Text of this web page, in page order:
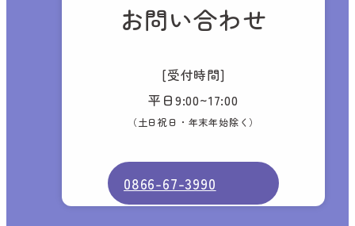
お問い合わせ
[受付時間]
平日9:00~17:00
（土日祝日・年末年始除く）
0866-67-3990